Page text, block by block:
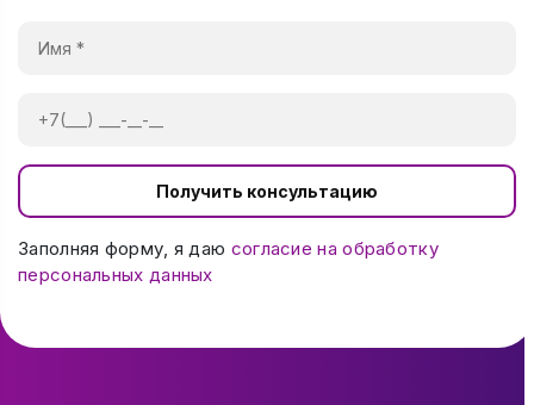
Получить консультацию
Заполняя форму, я даю согласие на обработку
персональных данных